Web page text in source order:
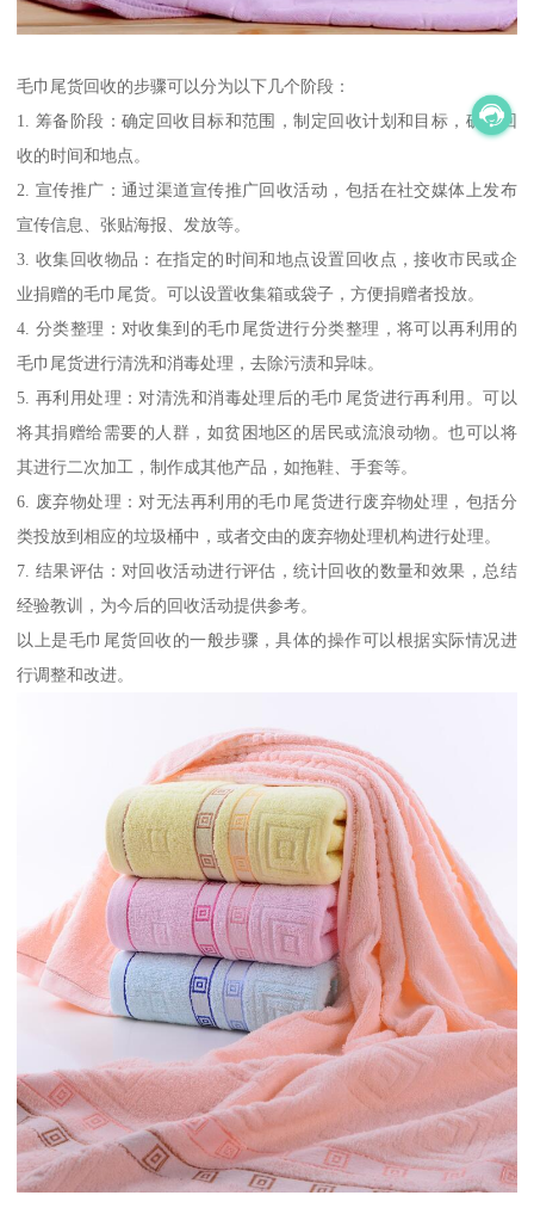
毛巾尾货回收的步骤可以分为以下几个阶段：
1. 筹备阶段：确定回收目标和范围，制定回收计划和目标，确定回
收的时间和地点。
2. 宣传推广：通过渠道宣传推广回收活动，包括在社交媒体上发布
宣传信息、张贴海报、发放等。
3. 收集回收物品：在指定的时间和地点设置回收点，接收市民或企
业捐赠的毛巾尾货。可以设置收集箱或袋子，方便捐赠者投放。
4. 分类整理：对收集到的毛巾尾货进行分类整理，将可以再利用的
毛巾尾货进行清洗和消毒处理，去除污渍和异味。
5. 再利用处理：对清洗和消毒处理后的毛巾尾货进行再利用。可以
将其捐赠给需要的人群，如贫困地区的居民或流浪动物。也可以将
其进行二次加工，制作成其他产品，如拖鞋、手套等。
6. 废弃物处理：对无法再利用的毛巾尾货进行废弃物处理，包括分
类投放到相应的垃圾桶中，或者交由的废弃物处理机构进行处理。
7. 结果评估：对回收活动进行评估，统计回收的数量和效果，总结
经验教训，为今后的回收活动提供参考。
以上是毛巾尾货回收的一般步骤，具体的操作可以根据实际情况进
行调整和改进。